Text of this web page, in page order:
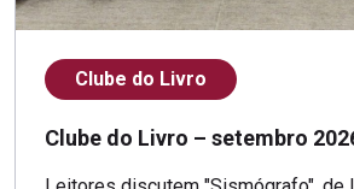
Clube do Livro
Clube do Livro – setembro